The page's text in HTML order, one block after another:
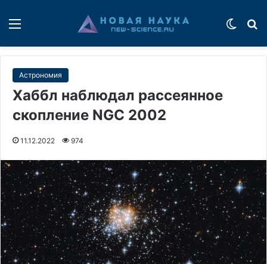
Астрономия
Хаббл наблюдал рассеянное
скопление NGC 2002
11.12.2022 974